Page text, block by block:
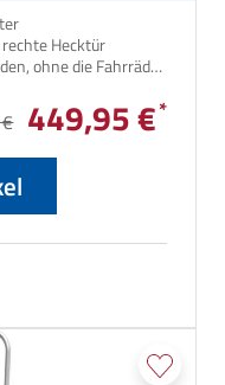
Hecktür
ohne die Fahrräder
449,95 €